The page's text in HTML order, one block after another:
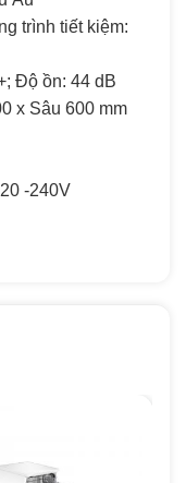
trình tiết kiệm:
Độ ồn: 44 dB
x Sâu 600 mm
-240V